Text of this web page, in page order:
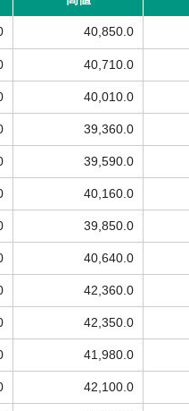
40,850.0
40,710.0
40,010.0
39,360.0
39,590.0
40,160.0
39,850.0
40,640.0
42,360.0
42,350.0
41,980.0
42,100.0